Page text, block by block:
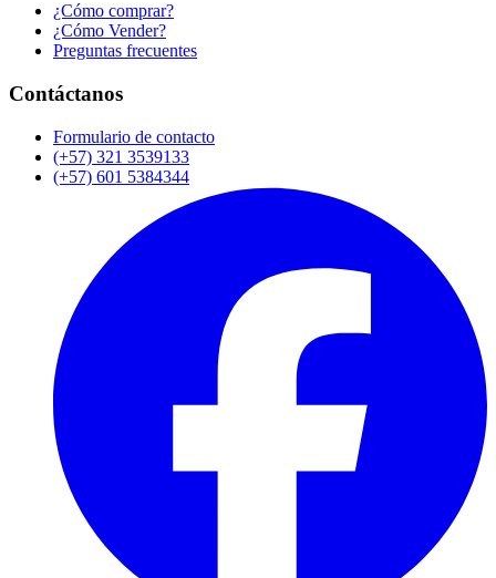
¿Cómo comprar?
¿Cómo Vender?
Preguntas frecuentes
Contáctanos
Formulario de contacto
(+57) 321 3539133
(+57) 601 5384344